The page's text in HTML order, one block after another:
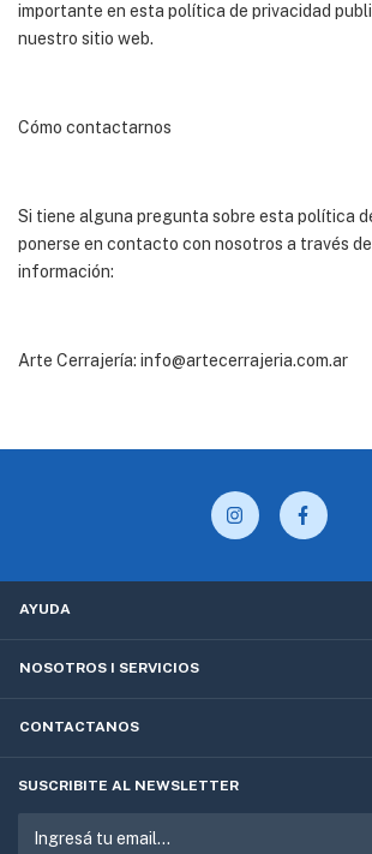
importante en esta política de privacidad
nuestro sitio web.
Cómo contactarnos
Si tiene alguna pregunta sobre esta política
ponerse en contacto con nosotros a través
información:
Arte Cerrajería: info@artecerrajeria.com.ar
AYUDA
NOSOTROS I SERVICIOS
CONTACTANOS
SUSCRIBITE AL NEWSLETTER